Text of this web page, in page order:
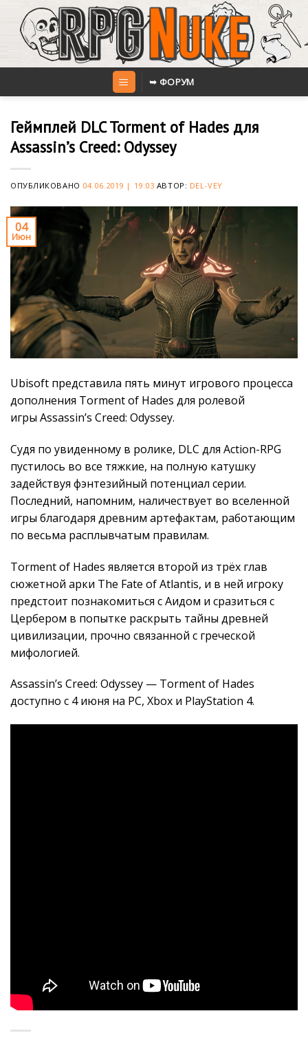
content
➥ ФОРУМ
Геймплей DLC Torment of Hades для
Assassin’s Creed: Odyssey
ОПУБЛИКОВАНО 04.06.2019 | 19:03 АВТОР: DEL-VEY
04
Июн
Ubisoft представила пять минут игрового процесса
дополнения Torment of Hades для ролевой
игры Assassin’s Creed: Odyssey.
Судя по увиденному в ролике, DLC для Action-RPG
пустилось во все тяжкие, на полную катушку
задействуя фэнтезийный потенциал серии.
Последний, напомним, наличествует во вселенной
игры благодаря древним артефактам, работающим
по весьма расплывчатым правилам.
Torment of Hades является второй из трёх глав
сюжетной арки The Fate of Atlantis, и в ней игроку
предстоит познакомиться с Аидом и сразиться с
Цербером в попытке раскрыть тайны древней
цивилизации, прочно связанной с греческой
мифологией.
Assassin’s Creed: Odyssey — Torment of Hades
доступно с 4 июня на PC, Xbox и PlayStation 4.